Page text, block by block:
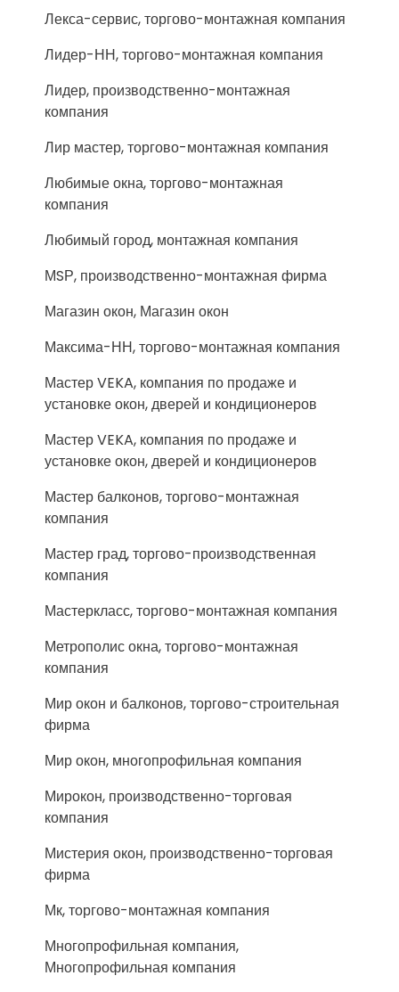
Лекса-сервис, торгово-монтажная компания
Лидер-НН, торгово-монтажная компания
Лидер, производственно-монтажная
компания
Лир мастер, торгово-монтажная компания
Любимые окна, торгово-монтажная
компания
Любимый город, монтажная компания
МSР, производственно-монтажная фирма
Магазин окон, Магазин окон
Максима-НН, торгово-монтажная компания
Мастер VEKA, компания по продаже и
установке окон, дверей и кондиционеров
Мастер VEKA, компания по продаже и
установке окон, дверей и кондиционеров
Мастер балконов, торгово-монтажная
компания
Мастер град, торгово-производственная
компания
Мастеркласс, торгово-монтажная компания
Метрополис окна, торгово-монтажная
компания
Мир окон и балконов, торгово-строительная
фирма
Мир окон, многопрофильная компания
Мирокон, производственно-торговая
компания
Мистерия окон, производственно-торговая
фирма
Мк, торгово-монтажная компания
Многопрофильная компания,
Многопрофильная компания